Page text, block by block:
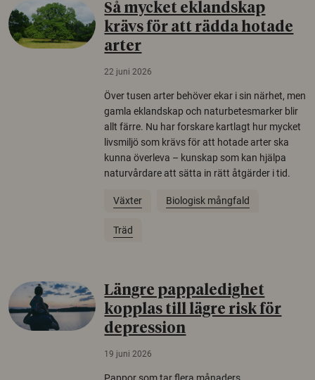
Så mycket eklandskap
krävs för att rädda hotade
arter
22 juni 2026
Över tusen arter behöver ekar i sin närhet, men
gamla eklandskap och naturbetesmarker blir
allt färre. Nu har forskare kartlagt hur mycket
livsmiljö som krävs för att hotade arter ska
kunna överleva – kunskap som kan hjälpa
naturvårdare att sätta in rätt åtgärder i tid.
Växter Biologisk mångfald
Träd
Längre pappaledighet
kopplas till lägre risk för
depression
19 juni 2026